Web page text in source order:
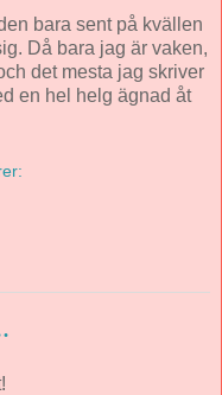
bara sent på kvällen
Då bara jag är vaken,
det mesta jag skriver
en hel helg ägnad åt